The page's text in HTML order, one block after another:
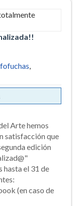
fofuchas
Arte hemos
satisfacción que
edición
hasta el 31 de
(en caso de